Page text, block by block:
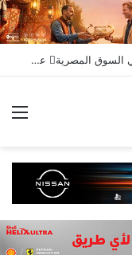
جي بي أوتو تستعد لإطلاق علامة iCAUR في السوق المصرية علامة عالمية جديدة لسيارات الطاقة الجديدة تجمع بين التكنولوجيا الذكية والتصميم الجريء وروح المغامر